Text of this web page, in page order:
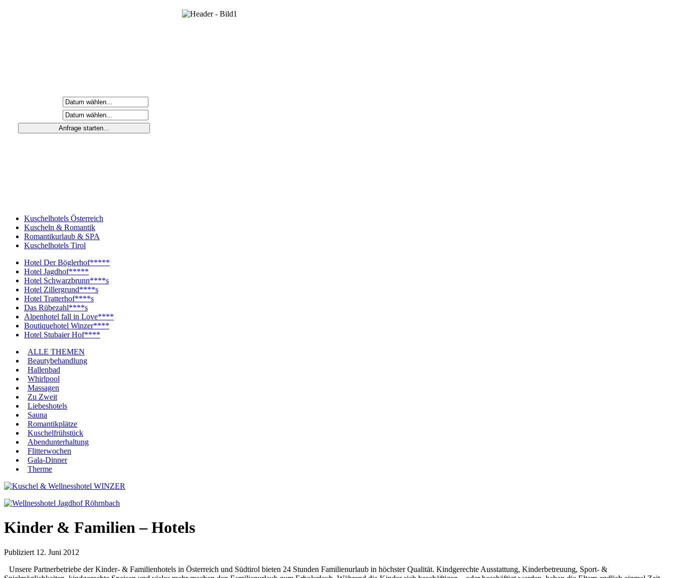
Kuschelhotels Österreich
Kuscheln & Romantik
Romantikurlaub & SPA
Kuschelhotels Tirol
Hotel Der Böglerhof*****
Hotel Jagdhof*****
Hotel Schwarzbrunn****s
Hotel Zillergrund****s
Hotel Tratterhof****s
Das Rübezahl****s
Alpenhotel fall in Love****
Boutiquehotel Winzer****
Hotel Stubaier Hof****
ALLE THEMEN
Beautybehandlung
Hallenbad
Whirlpool
Massagen
Zu Zweit
Liebeshotels
Sauna
Romantikplätze
Kuschelfrühstück
Abendunterhaltung
Flitterwochen
Gala-Dinner
Therme
Kinder & Familien – Hotels
Publiziert 12. Juni 2012
Unsere Partnerbetriebe der Kinder- & Familienhotels in Österreich und Südtirol bieten 24 Stunden Familienurlaub in höchster Qualität. Kindgerechte Ausstattung, Kinderbetreuung, Sport- &